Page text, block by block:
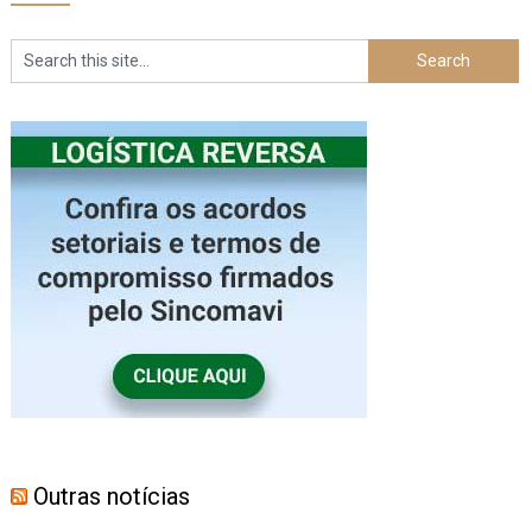
Outras notícias